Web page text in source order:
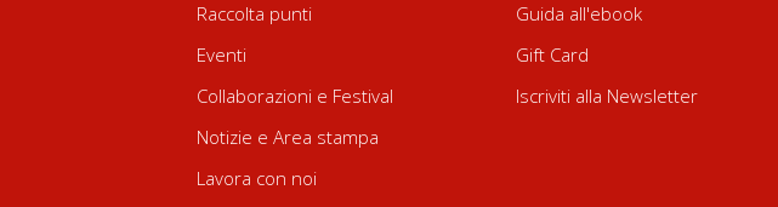
Raccolta punti
Eventi
Collaborazioni e Festival
Notizie e Area stampa
Lavora con noi
Guida all'ebook
Gift Card
Iscriviti alla Newsletter